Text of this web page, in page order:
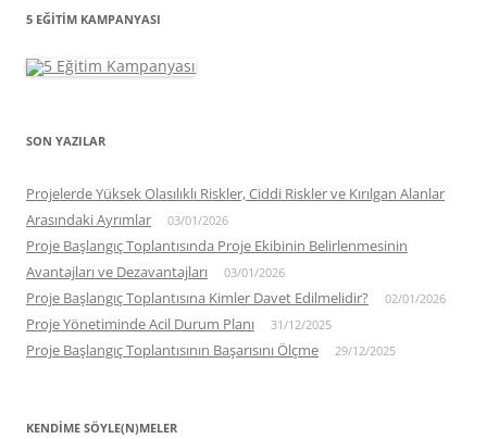
5 EĞITIM KAMPANYASI
SON YAZILAR
Projelerde Yüksek Olasılıklı Riskler, Ciddi Riskler ve Kırılgan Alanlar
Arasındaki Ayrımlar
03/01/2026
Proje Başlangıç Toplantısında Proje Ekibinin Belirlenmesinin
Avantajları ve Dezavantajları
03/01/2026
Proje Başlangıç Toplantısına Kimler Davet Edilmelidir? 02/01/2026
Proje Yönetiminde Acil Durum Planı 31/12/2025
Proje Başlangıç Toplantısının Başarısını Ölçme 29/12/2025
KENDIME SÖYLE(N)MELER